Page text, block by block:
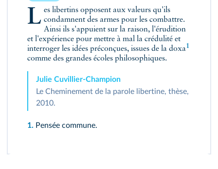
Les libertins opposent aux valeurs qu'ils condamnent des armes pour les combattre.
Ainsi ils s'appuient sur la raison, l'érudition
et l'expérience pour mettre à mal la crédulité et
interroger les idées préconçues, issues de la doxa1
comme des grandes écoles philosophiques.
Julie Cuvillier‑Champion
Le Cheminement de la parole libertine, thèse,
2010.
1. Pensée commune.